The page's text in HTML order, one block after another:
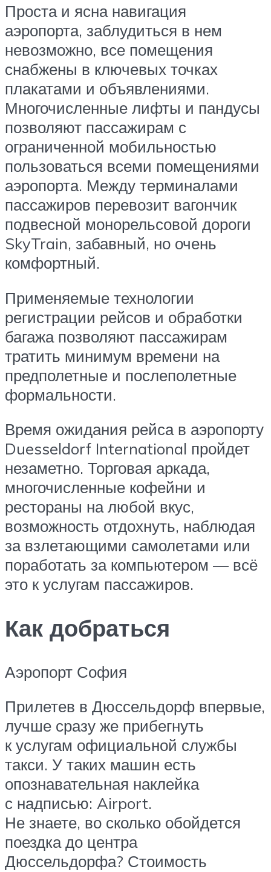
Проста и ясна навигация
аэропорта, заблудиться в нем
невозможно, все помещения
снабжены в ключевых точках
плакатами и объявлениями.
Многочисленные лифты и пандусы
позволяют пассажирам с
ограниченной мобильностью
пользоваться всеми помещениями
аэропорта. Между терминалами
пассажиров перевозит вагончик
подвесной монорельсовой дороги
SkyTrain, забавный, но очень
комфортный.
Применяемые технологии
регистрации рейсов и обработки
багажа позволяют пассажирам
тратить минимум времени на
предполетные и послеполетные
формальности.
Время ожидания рейса в аэропорту
Duesseldorf International пройдет
незаметно. Торговая аркада,
многочисленные кофейни и
рестораны на любой вкус,
возможность отдохнуть, наблюдая
за взлетающими самолетами или
поработать за компьютером — всё
это к услугам пассажиров.
Как добраться
Аэропорт София
Прилетев в Дюссельдорф впервые,
лучше сразу же прибегнуть
к услугам официальной службы
такси. У таких машин есть
опознавательная наклейка
с надписью: Airport.
Не знаете, во сколько обойдется
поездка до центра
Дюссельдорфа? Стоимость